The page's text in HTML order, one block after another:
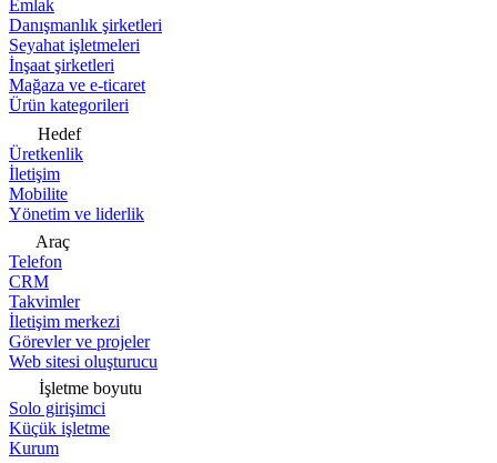
Emlak
Danışmanlık şirketleri
Seyahat işletmeleri
İnşaat şirketleri
Mağaza ve e-ticaret
Ürün kategorileri
Hedef
Üretkenlik
İletişim
Mobilite
Yönetim ve liderlik
Araç
Telefon
CRM
Takvimler
İletişim merkezi
Görevler ve projeler
Web sitesi oluşturucu
İşletme boyutu
Solo girişimci
Küçük işletme
Kurum